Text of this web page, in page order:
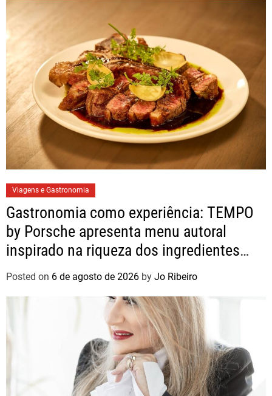
Viagens e Gastronomia
Gastronomia como experiência: TEMPO
by Porsche apresenta menu autoral
inspirado na riqueza dos ingredientes
brasileiros
Posted on 6 de agosto de 2026 by Jo Ribeiro